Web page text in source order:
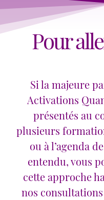
Pour
Si la majeure
Activations
présentés au
plusieurs
ou à l’agenda
entendu, vous
cette approche
nos